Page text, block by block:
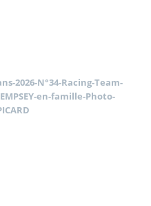
2026-N°34-Racing-Team-
en-famille-Photo-